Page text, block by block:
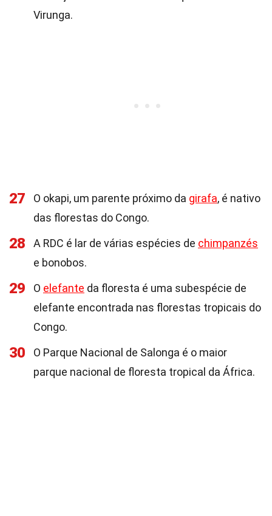
Virunga.
27 O okapi, um parente próximo da girafa, é nativo
das florestas do Congo.
28 A RDC é lar de várias espécies de chimpanzés
e bonobos.
29 O elefante da floresta é uma subespécie de
elefante encontrada nas florestas tropicais do
Congo.
30
O Parque Nacional de Salonga é o maior
parque nacional de floresta tropical da África.